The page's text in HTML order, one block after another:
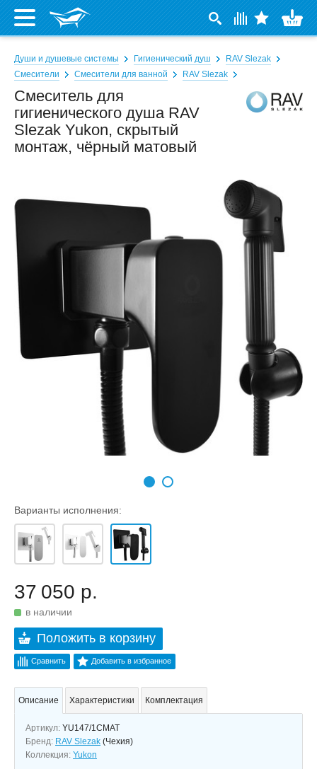
Души и душевые системы Гигиенический душ
RAV Slezak
Смесители
Смесители для ванной RAV Slezak
Смеситель для
гигиенического душа RAV
Slezak Yukon, скрытый
монтаж, чёрный матовый
Варианты исполнения:
37 050 р.
в наличии
Положить в корзину
Сравнить Добавить в избранное
Описание Характеристики Комплектация
Артикул: YU147/1CMAT
Бренд: RAV Slezak (Чехия)
Коллекция: Yukon